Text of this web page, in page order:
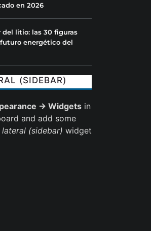
en 2026
litio: las 30 figuras
energético del
(SIDEBAR)
→ Widgets in
and add some
lateral (sidebar) widget